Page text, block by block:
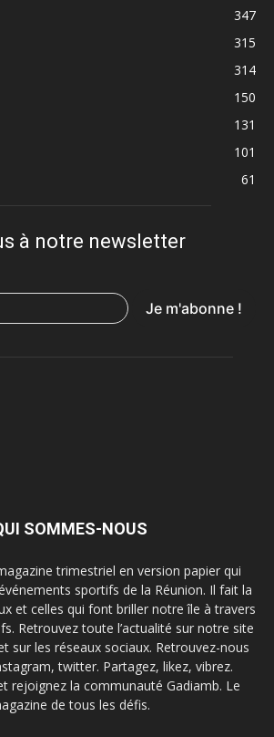
Trail de Saint-André_19 janvier2020
347
315
314
150
131
101
61
à notre newsletter
SOMMES-NOUS
trimestriel en version papier qui
sportifs de la Réunion. Il fait la
et celles qui font briller notre île à travers
Retrouvez toute l’actualité sur notre site
sur les réseaux sociaux. Retrouvez-nous
twitter. Partagez, likez, vibrez.
rejoignez la communauté Gadiamb. Le
de tous les défis.